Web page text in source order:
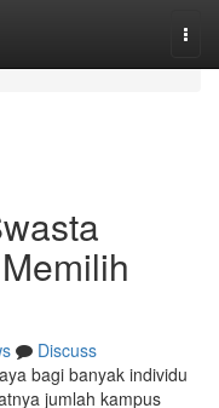
Discuss
bagi banyak individu
jumlah kampus